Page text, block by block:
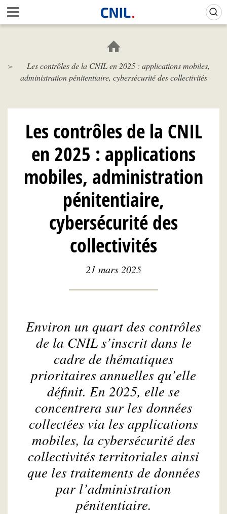
Aller
au
contenu
c
i
l
N
I
Les contrôles de la CNIL en 2025 : applications mobiles,
administration pénitentiaire, cybersécurité des collectivités
Les contrôles de la CNIL
en 2025 : applications
mobiles, administration
pénitentiaire,
cybersécurité des
collectivités
21 mars 2025
Environ un quart des contrôles
de la CNIL s’inscrit dans le
cadre de thématiques
prioritaires annuelles qu’elle
définit. En 2025, elle se
concentrera sur les données
collectées via les applications
mobiles, la cybersécurité des
collectivités territoriales ainsi
que les traitements de données
par l’administration
pénitentiaire.
Gestion de vos préférences sur les cookies (témoins de connexion)